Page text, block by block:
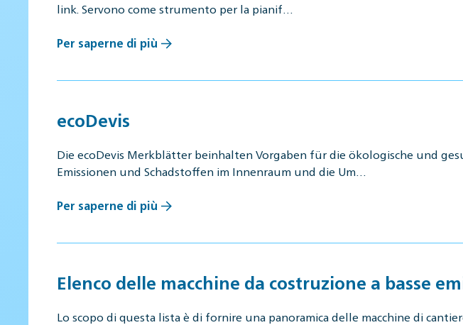
link. Servono come strumento per la pianif…
Per saperne di più
ecoDevis
Die ecoDevis Merkblätter beinhalten Vorgaben für die ökologische und
Emissionen und Schadstoffen im Innenraum und die Um…
Per saperne di più
Elenco delle macchine da costruzione a basse
Lo scopo di questa lista è di fornire una panoramica delle macchine di